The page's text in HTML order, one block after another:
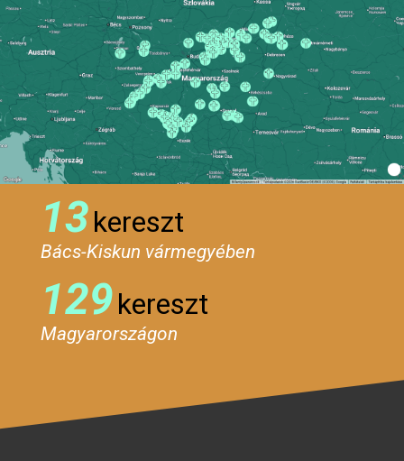
13kereszt
Bács-Kiskun vármegyében
129kereszt
Magyarországon